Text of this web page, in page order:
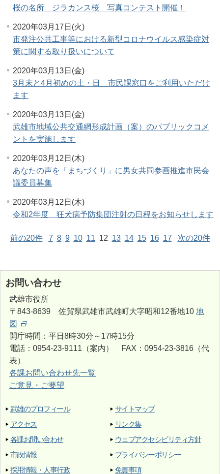
桜の名所 ジラカンス桜 写真コンテスト開催！
2020年03月17日(火)
市発注公共工事等における新型コロナウイルス感染症対
策に関する取り扱いについて
2020年03月13日(金)
3月末と4月初めの土・日 市民課窓口をご利用いただけ
ます
2020年03月13日(金)
武雄市地域公共交通網形成計画（案）のパブリックコメ
ントを実施します
2020年03月12日(木)
あなたの声を「まちづくり」に男女共同参画推進市民会
議委員募集
2020年03月12日(木)
令和2年度 狂犬病予防集団注射の日程をお知らせします
前の20件 7 8 9 10 11 12 13 14 15 16 17 次の20件
お問い合わせ
武雄市役所
〒843-8639 佐賀県武雄市武雄町大字昭和12番地10 地
図
開庁時間：平日8時30分～17時15分
電話：0954-23-9111（案内） FAX：0954-23-3816（代
表）
各課お問い合わせ先一覧
ご意見・ご要望
武雄のプロフィール
アクセス
各課お問い合わせ
市政情報
採用情報・人事行政
サイトマップ
リンク集
ウェブアクセシビリティ方針
プライバシーポリシー
免責事項